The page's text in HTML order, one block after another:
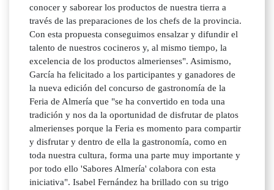
conocer y saborear los productos de nuestra tierra a
través de las preparaciones de los chefs de la provincia.
Con esta propuesta conseguimos ensalzar y difundir el
talento de nuestros cocineros y, al mismo tiempo, la
excelencia de los productos almerienses". Asimismo,
García ha felicitado a los participantes y ganadores de
la nueva edición del concurso de gastronomía de la
Feria de Almería que "se ha convertido en toda una
tradición y nos da la oportunidad de disfrutar de platos
almerienses porque la Feria es momento para compartir
y disfrutar y dentro de ella la gastronomía, como en
toda nuestra cultura, forma una parte muy importante y
por todo ello 'Sabores Almería' colabora con esta
iniciativa". Isabel Fernández ha brillado con su trigo